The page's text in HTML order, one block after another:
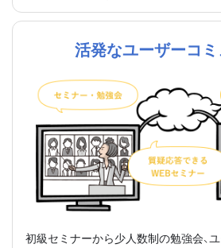
活発なユーザーコ
初級セミナーから少人数制の勉強会、